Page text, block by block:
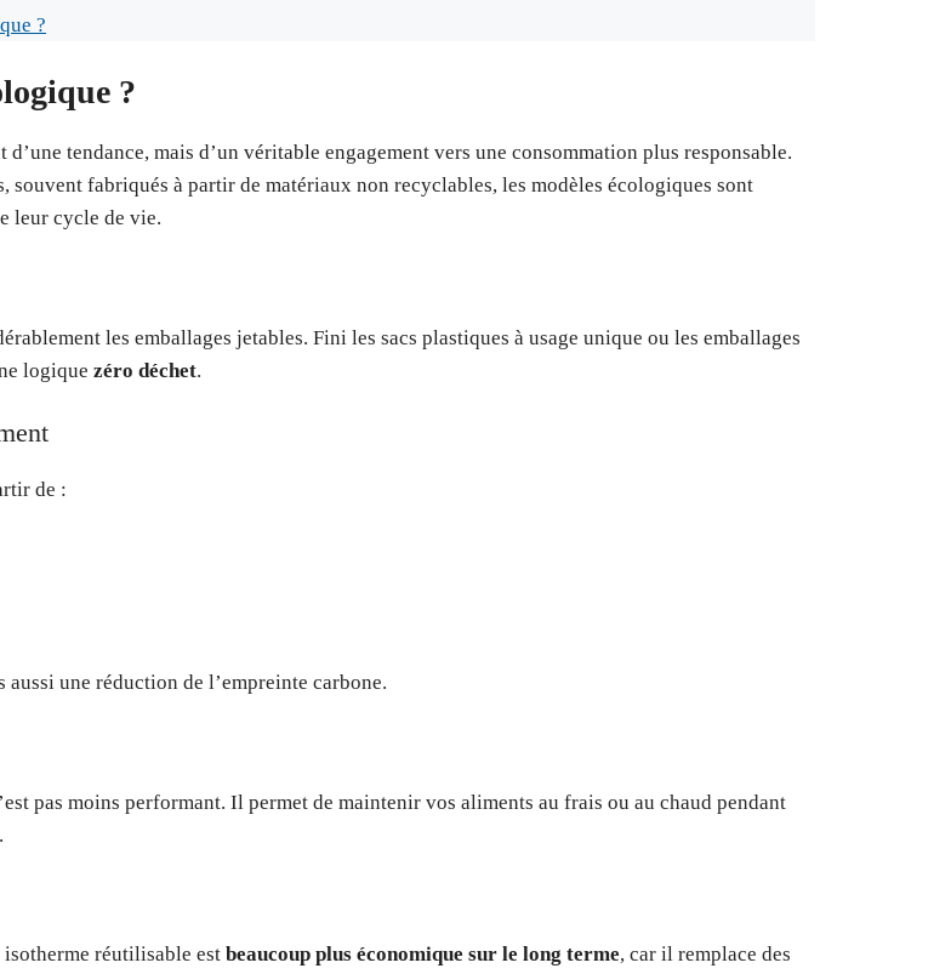
?
?
tendance, mais d’un véritable engagement vers une consommation plus responsable.
souvent fabriqués à partir de matériaux non recyclables, les modèles écologiques sont
leur cycle de vie.
les emballages jetables. Fini les sacs plastiques à usage unique ou les emballages
logique zéro déchet.
de :
une réduction de l’empreinte carbone.
pas moins performant. Il permet de maintenir vos aliments au frais ou au chaud pendant
réutilisable est beaucoup plus économique sur le long terme, car il remplace des